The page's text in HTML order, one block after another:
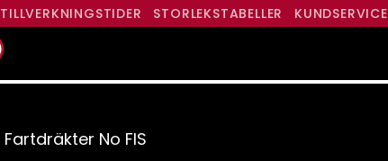
TILLVERKNINGSTIDER STORLEKSTABELLER KUNDSERVICE
Fartdräkter No FIS